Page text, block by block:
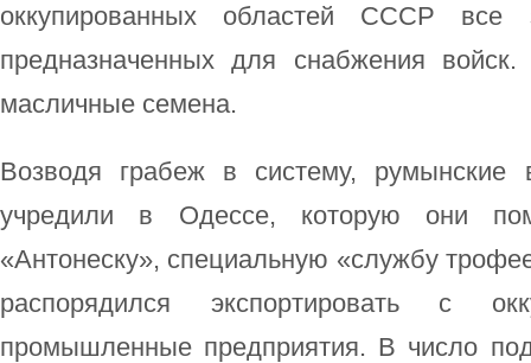
оккупированных областей СССР все
предназначенных для снабжения
масличные семена.
Возводя грабеж в систему, румынские
учредили в Одессе, которую они
«Антонеску», специальную «службу
распорядился экспортировать с
промышленные предприятия. В число